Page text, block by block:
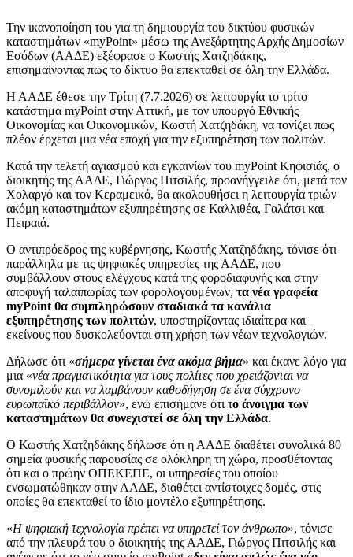
Την ικανοποίηση του για τη δημιουργία του δικτύου φυσικών
καταστημάτων «myPoint» μέσω της Ανεξάρτητης Αρχής Δημοσίων
Εσόδων (ΑΑΔΕ) εξέφρασε ο Κωστής Χατζηδάκης,
επισημαίνοντας πως το δίκτυο θα επεκταθεί σε όλη την Ελλάδα.
Η ΑΑΔΕ έθεσε την Τρίτη (7.7.2026) σε λειτουργία το τρίτο
κατάστημα myPoint στην Αττική, με τον υπουργό Εθνικής
Οικονομίας και Οικονομικών, Κωστή Χατζηδάκη, να τονίζει πως
πλέον έρχεται μια νέα εποχή για την εξυπηρέτηση των πολιτών.
Κατά την τελετή αγιασμού και εγκαινίων του myPoint Κηφισιάς, ο
διοικητής της ΑΑΔΕ, Γιώργος Πιτσιλής, προανήγγειλε ότι, μετά τον
Χολαργό και τον Κεραμεικό, θα ακολουθήσει η λειτουργία τριών
ακόμη καταστημάτων εξυπηρέτησης σε Καλλιθέα, Γαλάτσι και
Πειραιά.
Ο αντιπρόεδρος της κυβέρνησης, Κωστής Χατζηδάκης, τόνισε ότι
παράλληλα με τις ψηφιακές υπηρεσίες της ΑΑΔΕ, που
συμβάλλουν στους ελέγχους κατά της φοροδιαφυγής και στην
αποφυγή ταλαιπωρίας των φορολογουμένων, τα νέα γραφεία
myPoint θα συμπληρώσουν σταδιακά τα κανάλια
εξυπηρέτησης των πολιτών, υποστηρίζοντας ιδιαίτερα και
εκείνους που δυσκολεύονται στη χρήση των νέων τεχνολογιών.
Δήλωσε ότι «σήμερα γίνεται ένα ακόμα βήμα» και έκανε λόγο για
μια «νέα πραγματικότητα για τους πολίτες που χρειάζονται να
συνομιλούν και να λαμβάνουν καθοδήγηση σε ένα σύγχρονο
ευρωπαϊκό περιβάλλον», ενώ επισήμανε ότι το άνοιγμα των
καταστημάτων θα συνεχιστεί σε όλη την Ελλάδα.
Ο Κωστής Χατζηδάκης δήλωσε ότι η ΑΑΔΕ διαθέτει συνολικά 80
σημεία φυσικής παρουσίας σε ολόκληρη τη χώρα, προσθέτοντας
ότι και ο πρώην ΟΠΕΚΕΠΕ, οι υπηρεσίες του οποίου
ενσωματώθηκαν στην ΑΑΔΕ, διαθέτει αντίστοιχες δομές, στις
οποίες θα επεκταθεί το ίδιο μοντέλο εξυπηρέτησης.
«Η ψηφιακή τεχνολογία πρέπει να υπηρετεί τον άνθρωπο», τόνισε
από την πλευρά του ο διοικητής της ΑΑΔΕ, Γιώργος Πιτσιλής και